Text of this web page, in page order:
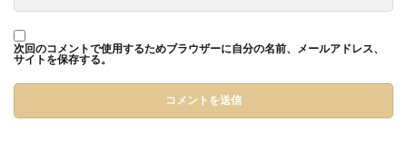
次回のコメントで使用するためブラウザーに自分の名前、メールアドレス、
サイトを保存する。